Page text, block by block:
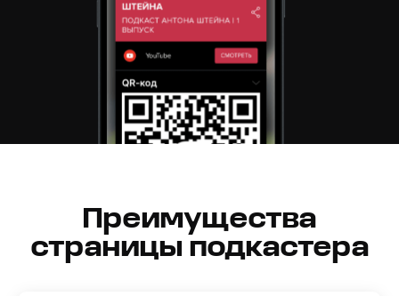
Преимущества
страницы подкастера